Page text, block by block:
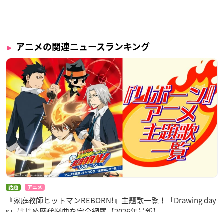
アニメの関連ニュースランキング
話題 アニメ
『家庭教師ヒットマンREBORN!』主題歌一覧！「Drawing day